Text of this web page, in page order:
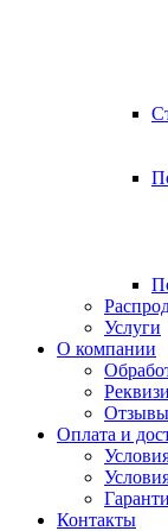
Услуги
О компании
Отзывы
Оплата и
Контакты